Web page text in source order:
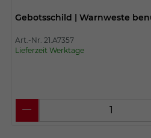
Gebotsschild | Warnweste
Art.-Nr. 21.A7357
Lieferzeit Werktage